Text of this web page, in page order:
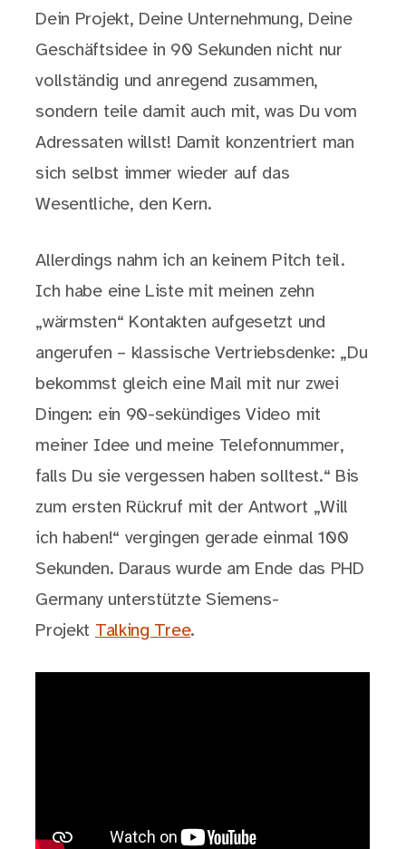
Dein Projekt, Deine Unternehmung, Deine
Geschäftsidee in 90 Sekunden nicht nur
vollständig und anregend zusammen,
sondern teile damit auch mit, was Du vom
Adressaten willst! Damit konzentriert man
sich selbst immer wieder auf das
Wesentliche, den Kern.
Allerdings nahm ich an keinem Pitch teil.
Ich habe eine Liste mit meinen zehn
„wärmsten“ Kontakten aufgesetzt und
angerufen – klassische Vertriebsdenke: „Du
bekommst gleich eine Mail mit nur zwei
Dingen: ein 90-sekündiges Video mit
meiner Idee und meine Telefonnummer,
falls Du sie vergessen haben solltest.“ Bis
zum ersten Rückruf mit der Antwort „Will
ich haben!“ vergingen gerade einmal 100
Sekunden. Daraus wurde am Ende das PHD
Germany unterstützte Siemens-
Projekt Talking Tree.